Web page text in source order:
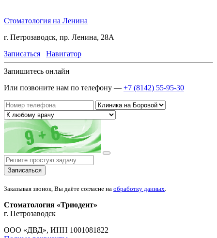
Стоматология на Ленина
г. Петрозаводск, пр. Ленина, 28А
Записаться
Навигатор
Запишитесь онлайн
Или позвоните нам по телефону — +7 (8142) 55-95-30
Записаться
Заказывая звонок, Вы даёте согласие на обработку данных.
Стоматология «Триодент»
г. Петрозаводск
ООО «ДВД», ИНН 1001081822